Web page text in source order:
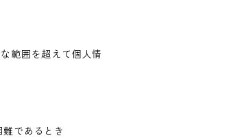
範囲を超えて個人情
であるとき